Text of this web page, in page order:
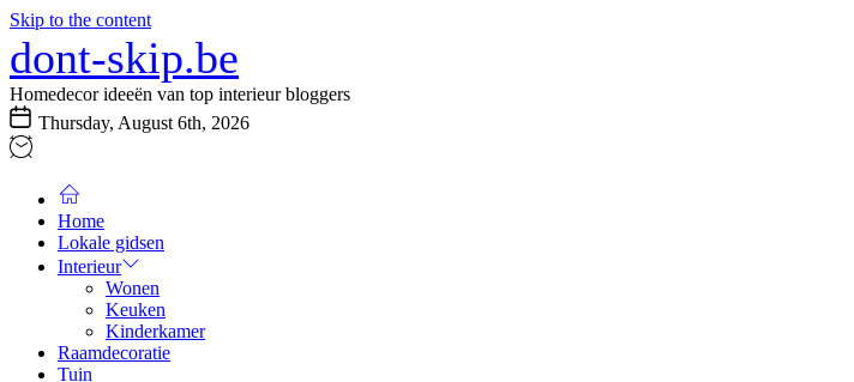
Skip to the content
dont-skip.be
Homedecor ideeën van top interieur bloggers
Thursday, August 6th, 2026
Home
Lokale gidsen
Interieur
Wonen
Keuken
Kinderkamer
Raamdecoratie
Tuin